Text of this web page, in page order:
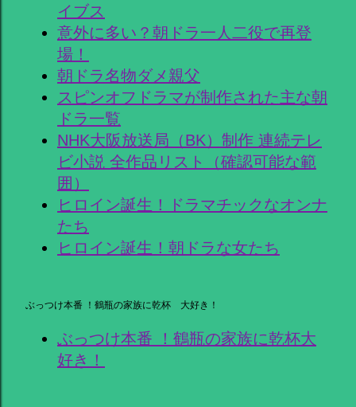
イブス
意外に多い？朝ドラ一人二役で再登
場！
朝ドラ名物ダメ親父
スピンオフドラマが制作された主な朝
ドラ一覧
NHK大阪放送局（BK）制作 連続テレ
ビ小説 全作品リスト（確認可能な範
囲）
ヒロイン誕生！ドラマチックなオンナ
たち
ヒロイン誕生！朝ドラな女たち
ぶっつけ本番 ！鶴瓶の家族に乾杯 大好き！
ぶっつけ本番 ！鶴瓶の家族に乾杯大
好き！